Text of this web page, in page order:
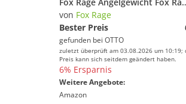
von Fox Rage
Bester Preis
gefunden bei OTTO
zuletzt überprüft am 03.08.2026 um 10:19;
Preis kann sich seitdem geändert haben.
6% Ersparnis
Weitere Angebote:
Amazon